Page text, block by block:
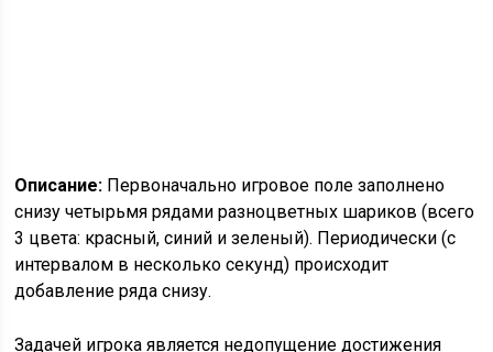
Описание: Первоначально игровое поле заполнено
снизу четырьмя рядами разноцветных шариков (всего
3 цвета: красный, синий и зеленый). Периодически (с
интервалом в несколько секунд) происходит
добавление ряда снизу.
Задачей игрока является недопущение достижения